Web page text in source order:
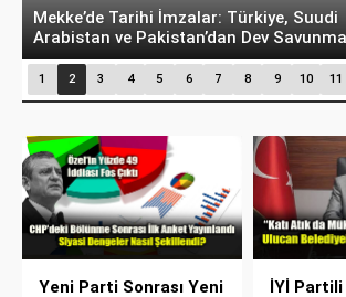
CHP’de “Butlan” Polemiği: “Ayrılanlarla
Arınarak İktidar Olacağız”
1 2 3 4 5 6 7 8 9 10 11
Yeni Parti Sonrası Yeni
İYİ Partili